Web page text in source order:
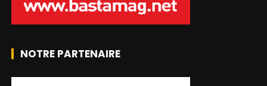
NOTRE PARTENAIRE